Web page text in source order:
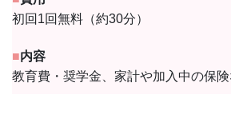
初回1回無料（約30分）
■内容
教育費・奨学金、家計や加入中の保